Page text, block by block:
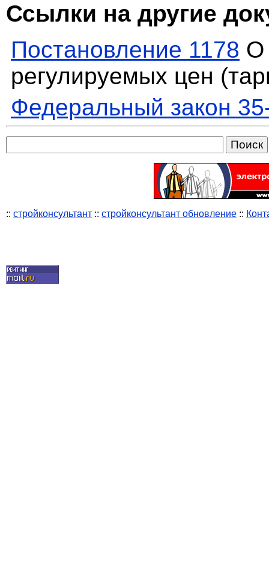
Ссылки на другие
Постановление 1178 О
регулируемых цен
Федеральный закон
:: стройконсультант :: стройконсультант обновление ::